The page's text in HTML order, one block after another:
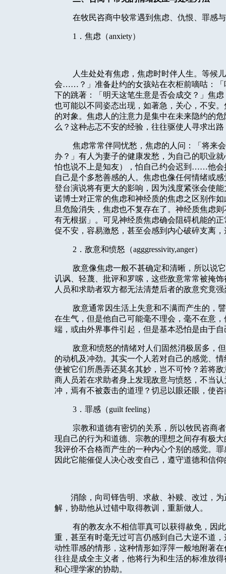
在牧民咨商中较常遇到焦虑、仇恨、罪感
1 ．焦虑（anxiety）
人生处处有焦虑，焦虑时时伴人生。等候
会……？」准备赴约的女孩站在衣柜前嘀咕：「
下的跳著：「明天这笔生意是否会成交？」焦
也可能以不同姿态出现，如著急，关心，不安
的对象。焦虑人的注意力是集中在未来隐约的
么？这种忐忑不安的经验，往往驱使人寻求出
焦虑常常伴同忧愁，焦虑的人问：「将来
办？」有人为妻子的健康发愁，为自己的职业
怕也说不上是知友），怕自己约会迟到……他会
自己是个多愁善感的人。焦虑也像任何情绪或
登台演说将有更大的影响，因为浅度紧张会使
诺博士对正常的焦虑和神经质的焦虑之区别作
旦危险消失，焦虑也不复存在了。神经质焦虑
有无根据」。可见神经质焦虑确会阻碍机能的
促不安，容易激怒，甚至会感到内心破碎支离
2 ．敌意和愤怒（agggressivity,anger）
敌意像焦虑一般不甚确定和清晰，所以说
讥讽、轻蔑、批评和罗嗦，这些敌意常常被掩
人员和求助者双方都无法清楚后者的敌意究竟
敌意通常因生活上失意和不满而产生的，
在生气，但是他自己可能毫不理会，毫不在意
端，或由外界事件引起，但是基本恐怕是由于
敌意和愤怒的情绪对人们固然消极居多，
的动机及冲劲。其实一个人若对自己的感觉、
使被它们所愚弄还莫名其妙，岂不可怜？若将
商人员若在求助者身上发现敌意与愤怒，不当
冲，焉有不被轰击的道理？切忌以眼还眼，使
3 ．罪感（guilt feeling）
宗教和道德有密切的关系，所以牧民咨商
现自己的行为和道德、宗教的理想之间存有极
我评价不合格而产生的一种内心个别的感觉。
因此它能催促人决心改变自己，遵守道德和信
消除，向司铎告明、求赦、补赎、改过，
解，协助他从过错中取得教训，重新做人。
有的教友永不相信罪真可以获得赦免，因
重，甚至有时毫无过可言仍感到自己大逆不道
动性罪感的情形，这种情形如浮萍一般地附著
往往是成全主义者，他将行为和生活的标准放
和心理学家的协助。